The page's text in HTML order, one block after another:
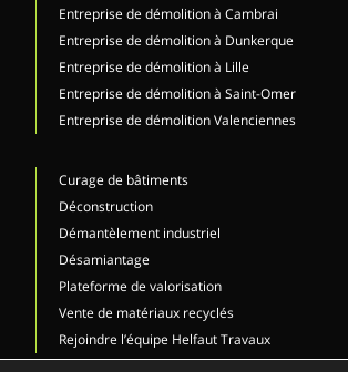
Entreprise de démolition à Cambrai
Entreprise de démolition à Dunkerque
Entreprise de démolition à Lille
Entreprise de démolition à Saint-Omer
Entreprise de démolition Valenciennes
Curage de bâtiments
Déconstruction
Démantèlement industriel
Désamiantage
Plateforme de valorisation
Vente de matériaux recyclés
Rejoindre l’équipe Helfaut Travaux